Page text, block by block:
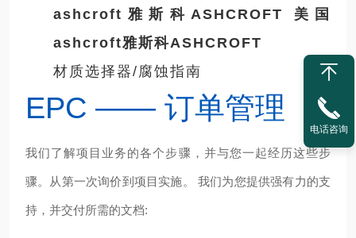
ashcroft雅斯科ASHCROFT
美国
ashcroft雅斯科ASHCROFT
材质选择器/腐蚀指南
EPC —— 订单管理
我们了解项目业务的各个步骤，并与您一起经历这些步
骤。从第一次询价到项目实施。 我们为您提供强有力的支
持，并交付所需的文档:
电话咨询